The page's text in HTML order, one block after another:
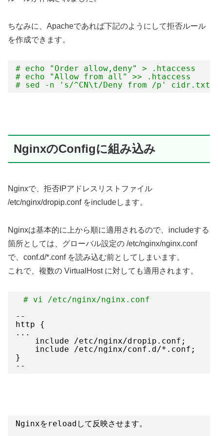
ちなみに、Apacheであれば下記のようにして拒否ルール
を作成できます。
# echo "Order allow,deny" > .htaccess
# echo "Allow from all" >> .htaccess
# sed -n 's/^CN\t/Deny from /p' cidr.txt
NginxのConfigに組み込み
Nginxで、拒否IPアドレスリストファイル
/etc/nginx/dropip.conf をincludeします。
Nginxは基本的に上から順に適用されるので、includeする
箇所としては、グローバル設定の /etc/nginx/nginx.conf
で、conf.d/*.conf を読み込む前としてしまいます。
これで、複数の VirtualHost に対しても適用されます。
# vi /etc/nginx/nginx.conf
--
http {
...
include /etc/nginx/dropip .conf;
include /etc/nginx/conf .d/*.conf;
}
--
Nginxをreloadして反映させます。